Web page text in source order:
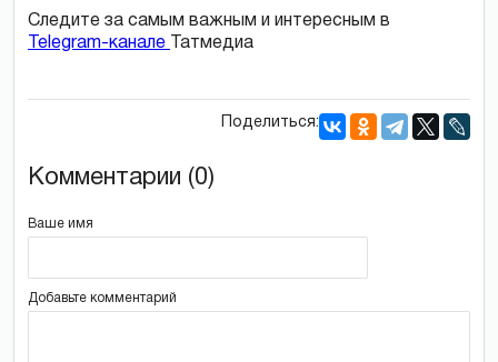
Следите за самым важным и интересным в
Telegram-канале
Татмедиа
Поделиться:
Комментарии (0)
Ваше имя
Добавьте комментарий